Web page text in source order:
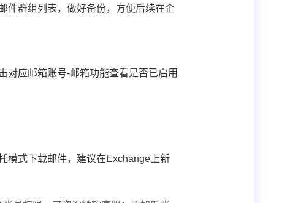
件群组列表，做好备份，方便后续在企
对应邮箱账号-邮箱功能查看是否已启用
模式下载邮件，建议在Exchange上新